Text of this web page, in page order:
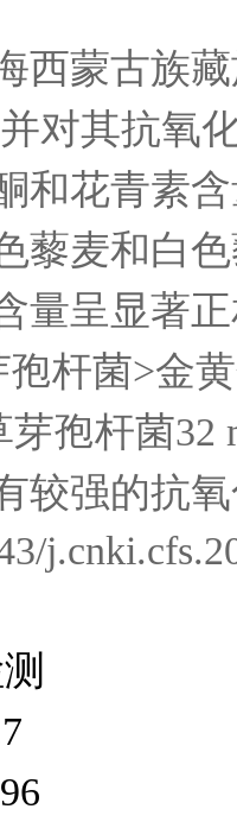
西蒙古族
对其抗氧
和花青素
藜麦和白色
量呈显著
孢杆菌>金
芽孢杆菌32
较强的抗